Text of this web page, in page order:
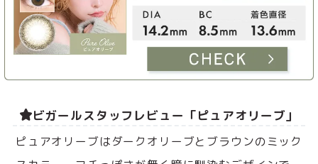
ビガールスタッフレビュー「ピュアオリーブ」
ピュアオリーブはダークオリーブとブラウンのミック